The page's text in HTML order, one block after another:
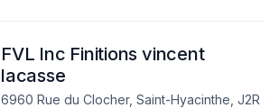
FVL Inc Finitions vincent
lacasse
6960 Rue du Clocher, Saint-Hyacinthe, J2R